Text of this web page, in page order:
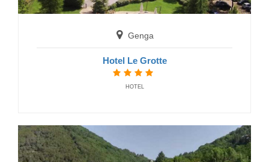
Genga
Hotel Le Grotte
HOTEL